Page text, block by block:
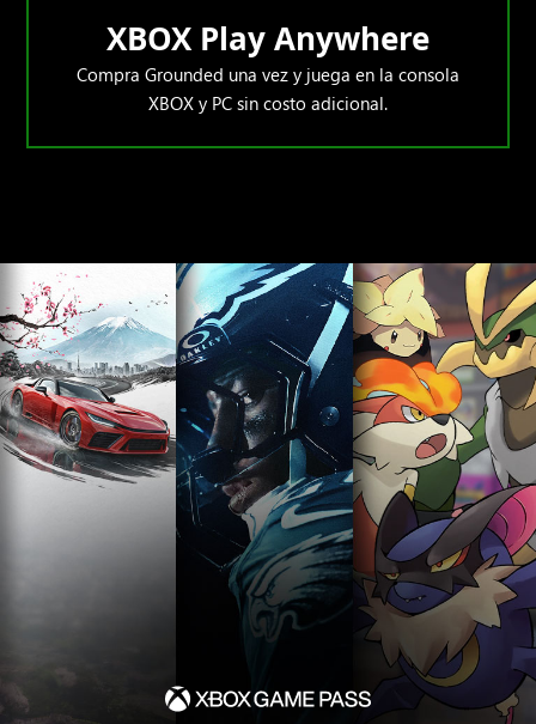
XBOX Play Anywhere
Compra Grounded una vez y juega en la consola
XBOX y PC sin costo adicional.